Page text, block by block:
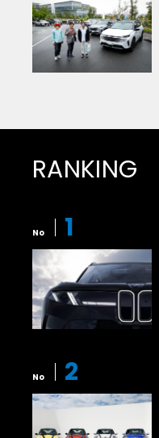
RANKING
No 1
No 2